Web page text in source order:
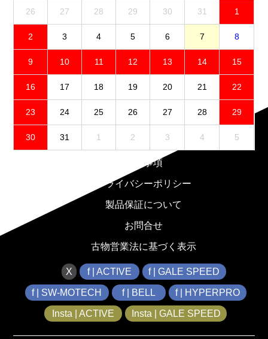
26 27 28 29 30 31 1
2 3 4 5 6 7 8
9 10 11 12 13 14 15
16 17 18 19 20 21 22
23 24 25 26 27 28 29
30 31 1 2 3 4 5
免責事項
プライバシーポリシー
製品保証について
お問合せ
古物営業法に基づく表示
X f | ACTIVE f | GALE SPEED
f | SW-MOTECH f | BELL f | HYPERPRO
Insta | ACTIVE Insta | GALE SPEED